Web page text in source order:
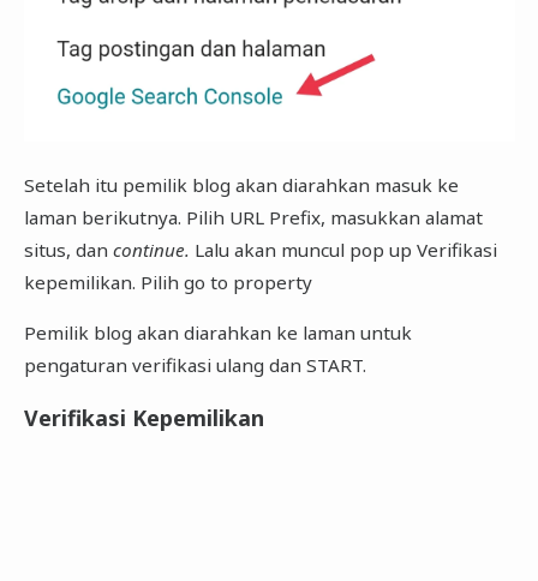
Setelah itu pemilik blog akan diarahkan masuk ke
laman berikutnya. Pilih URL Prefix, masukkan alamat
situs, dan continue. Lalu akan muncul pop up Verifikasi
kepemilikan. Pilih go to property
Pemilik blog akan diarahkan ke laman untuk
pengaturan verifikasi ulang dan START.
Verifikasi Kepemilikan